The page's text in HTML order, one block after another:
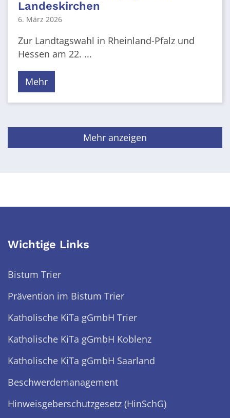
Landeskirchen
6. März 2026
Zur Landtagswahl in Rheinland-Pfalz und
Hessen am 22. ...
Mehr
Mehr anzeigen
Wichtige Links
Bistum Trier
Prävention im Bistum Trier
Katholische KiTa gGmbH Trier
Katholische KiTa gGmbH Koblenz
Katholische KiTa gGmbH Saarland
Beschwerdemanagement
Hinweisgeberschutzgesetz (HinSchG)